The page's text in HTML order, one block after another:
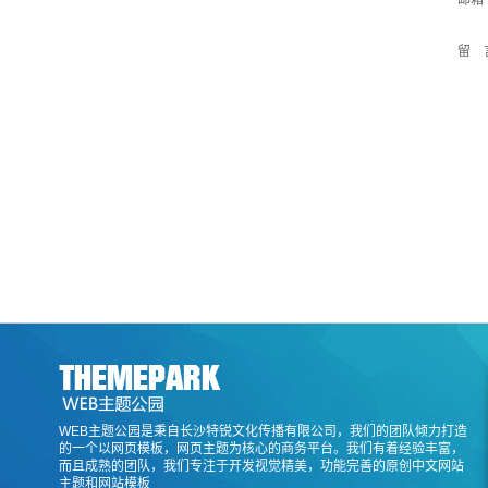
留
WEB主题公园是秉自长沙特锐文化传播有限公司，我们的团队倾力打造
的一个以网页模板，网页主题为核心的商务平台。我们有着经验丰富，
而且成熟的团队，我们专注于开发视觉精美，功能完善的原创中文网站
主题和网站模板